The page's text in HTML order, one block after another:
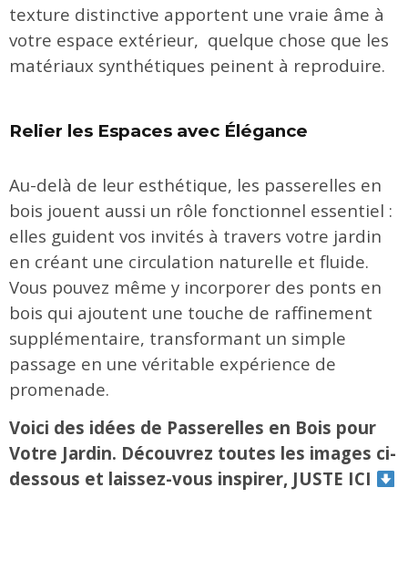
texture distinctive apportent une vraie âme à
votre espace extérieur, quelque chose que les
matériaux synthétiques peinent à reproduire.
Relier les Espaces avec Élégance
Au-delà de leur esthétique, les passerelles en
bois jouent aussi un rôle fonctionnel essentiel :
elles guident vos invités à travers votre jardin
en créant une circulation naturelle et fluide.
Vous pouvez même y incorporer des ponts en
bois qui ajoutent une touche de raffinement
supplémentaire, transformant un simple
passage en une véritable expérience de
promenade.
Voici des idées de Passerelles en Bois pour
Votre Jardin. Découvrez toutes les images ci-
dessous et laissez-vous inspirer, JUSTE ICI